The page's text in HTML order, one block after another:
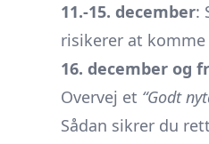
11.-15. december:
risikerer at
16. december og
Overvej et “Godt
Sådan sikrer du